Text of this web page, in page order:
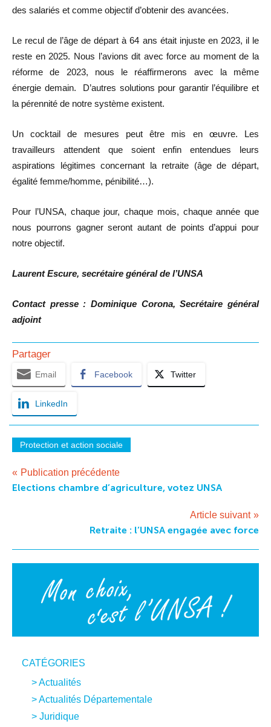
des salariés et comme objectif d’obtenir des avancées.
Le recul de l’âge de départ à 64 ans était injuste en 2023, il le
reste en 2025. Nous l’avions dit avec force au moment de la
réforme de 2023, nous le réaffirmerons avec la même
énergie demain. D’autres solutions pour garantir l’équilibre et
la pérennité de notre système existent.
Un cocktail de mesures peut être mis en œuvre. Les
travailleurs attendent que soient enfin entendues leurs
aspirations légitimes concernant la retraite (âge de départ,
égalité femme/homme, pénibilité…).
Pour l’UNSA, chaque jour, chaque mois, chaque année que
nous pourrons gagner seront autant de points d’appui pour
notre objectif.
Laurent Escure, secrétaire général de l’UNSA
Contact presse : Dominique Corona, Secrétaire général
adjoint
Partager
Email Facebook Twitter
LinkedIn
Protection et action sociale
Navigation
de
Publication précédente
Elections chambre d’agriculture, votez UNSA
Article suivant
Retraite : l’UNSA engagée avec force
CATÉGORIES
Actualités
Actualités Départementale
Juridique